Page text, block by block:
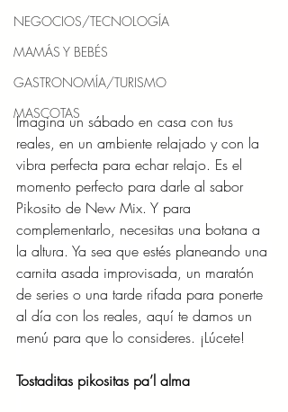
NEGOCIOS/TECNOLOGÍA
MAMÁS Y BEBÉS
GASTRONOMÍA/TURISMO
MASCOTAS
Imagina un sábado en casa con tus
reales, en un ambiente relajado y con la
vibra perfecta para echar relajo. Es el
momento perfecto para darle al sabor
Pikosito de New Mix. Y para
complementarlo, necesitas una botana a
la altura. Ya sea que estés planeando una
carnita asada improvisada, un maratón
de series o una tarde rifada para ponerte
al día con los reales, aquí te damos un
menú para que lo consideres. ¡Lúcete!
Tostaditas pikositas pa’l alma